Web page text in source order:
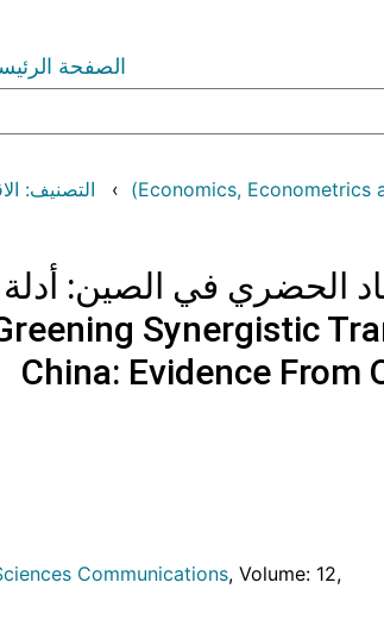
الصفحة
الحضري في الصين:
Synergistic
China: Evidence From
Communications, Volume: 12,